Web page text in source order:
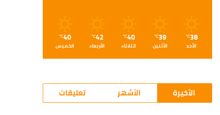
38
℃
الأحد
39
℃
الأثنين
40
℃
الثلاثاء
42
℃
الأربعاء
40
℃
الخميس
الأخيرة الأشهر تعليقات